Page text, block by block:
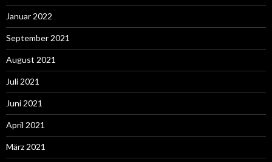
Januar 2022
September 2021
August 2021
Juli 2021
Juni 2021
April 2021
März 2021